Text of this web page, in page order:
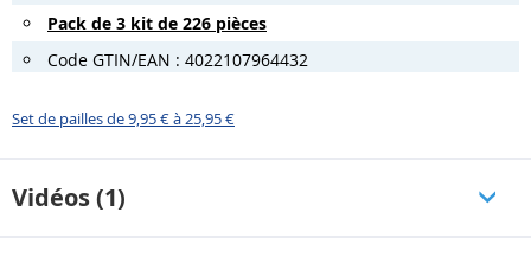
Pack de 3 kit de 226 pièces
Code GTIN/EAN : 4022107964432
Set de pailles de 9,95 € à 25,95 €
Vidéos (1)